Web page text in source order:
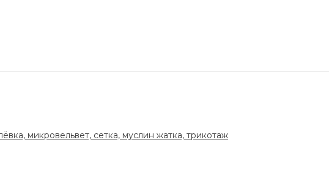
микровельвет, сетка, муслин жатка, трикотаж